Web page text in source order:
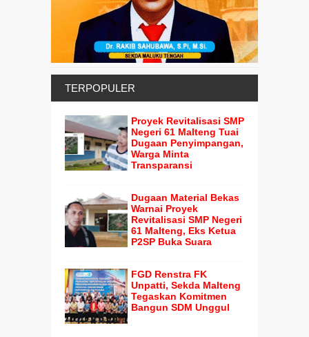
TERPOPULER
Proyek Revitalisasi SMP
Negeri 61 Malteng Tuai
Dugaan Penyimpangan,
Warga Minta
Transparansi
Dugaan Material Bekas
Warnai Proyek
Revitalisasi SMP Negeri
61 Malteng, Eks Ketua
P2SP Buka Suara
FGD Renstra FK
Unpatti, Sekda Malteng
Tegaskan Komitmen
Bangun SDM Unggul